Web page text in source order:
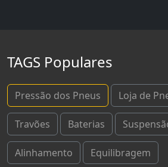
TAGS Populares
Pressão dos Pneus Loja de
Travões Baterias
Alinhamento Equilibragem